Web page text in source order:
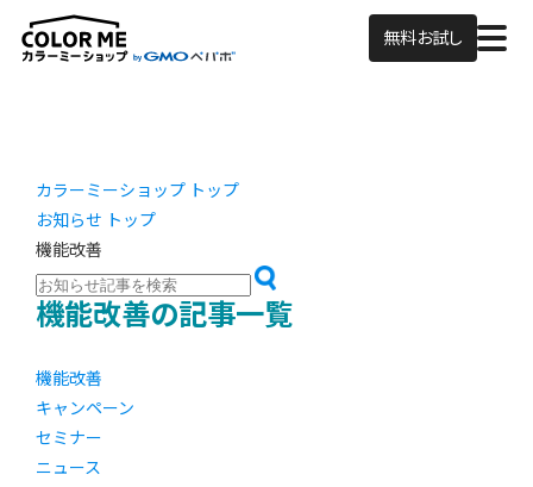
無料お試し
カラーミーショップ トップ
お知らせ トップ
機能改善
機能改善の記事一覧
機能改善
キャンペーン
セミナー
ニュース